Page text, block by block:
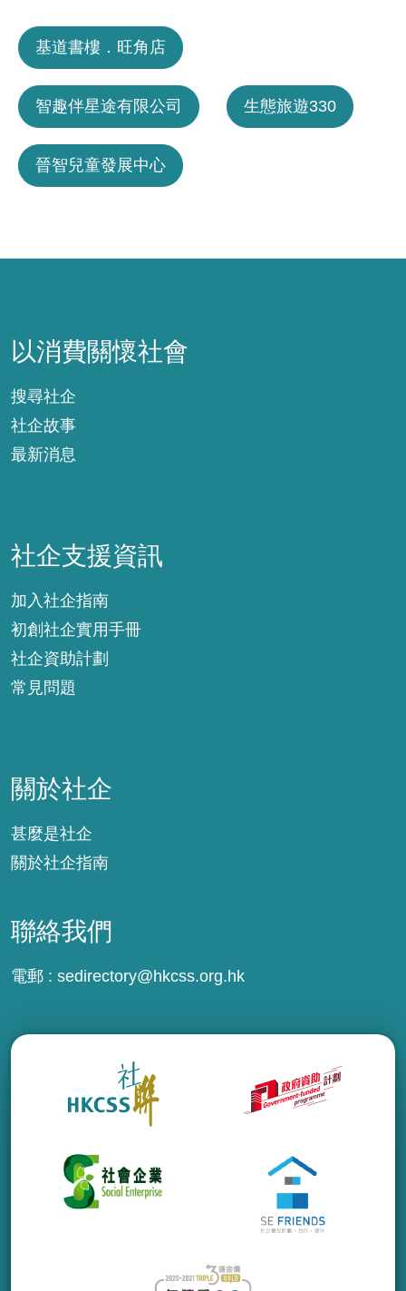
基道書樓．旺角店
智趣伴星途有限公司 生態旅遊330
晉智兒童發展中心
以消費關懷社會
搜尋社企
社企故事
最新消息
社企支援資訊
加入社企指南
初創社企實用手冊
社企資助計劃
常見問題
關於社企
甚麼是社企
關於社企指南
聯絡我們
電郵 : sedirectory@hkcss.org.hk